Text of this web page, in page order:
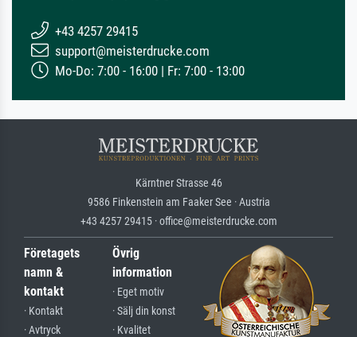
+43 4257 29415
support@meisterdrucke.com
Mo-Do: 7:00 - 16:00 | Fr: 7:00 - 13:00
Kärntner Strasse 46
9586 Finkenstein am Faaker See · Austria
+43 4257 29415 · office@meisterdrucke.com
Företagets
namn &
kontakt
· Kontakt
· Avtryck
Övrig
information
· Eget motiv
· Sälj din konst
· Kvalitet